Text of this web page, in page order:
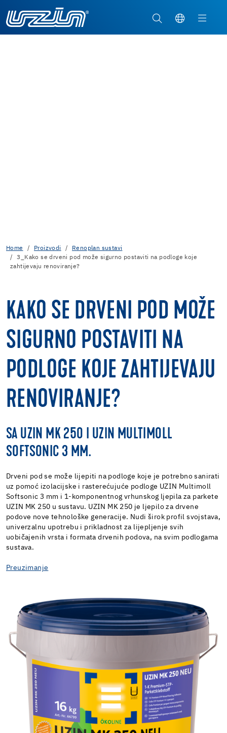
Home Proizvodi
Renoplan sustavi
3_Kako se drveni pod može sigurno postaviti na podloge koje
zahtijevaju renoviranje?
KAKO SE DRVENI POD MOŽE
SIGURNO POSTAVITI NA
PODLOGE KOJE ZAHTIJEVAJU
RENOVIRANJE?
SA UZIN MK 250 I UZIN MULTIMOLL
SOFTSONIC 3 MM.
Drveni pod se može lijepiti na podloge koje je potrebno sanirati
uz pomoć izolacijske i rasterećujuće podloge UZIN Multimoll
Softsonic 3 mm i 1-komponentnog vrhunskog ljepila za parkete
UZIN MK 250 u sustavu. UZIN MK 250 je ljepilo za drvene
podove nove tehnološke generacije. Nudi širok profil svojstava,
univerzalnu upotrebu i prikladnost za lijepljenje svih
uobičajenih vrsta i formata drvenih podova, na svim podlogama
sustava.
Preuzimanje